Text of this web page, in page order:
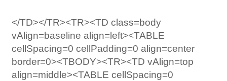
</TD></TR><TR><TD class=body
vAlign=baseline align=left><TABLE
cellSpacing=0 cellPadding=0 align=center
border=0><TBODY><TR><TD vAlign=top
align=middle><TABLE cellSpacing=0